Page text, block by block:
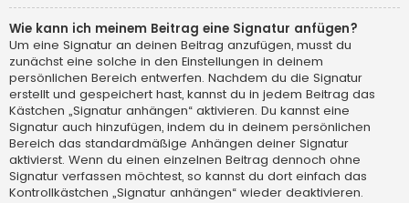
Wie kann ich meinem Beitrag eine Signatur anfügen?
Um eine Signatur an deinen Beitrag anzufügen, musst du
zunächst eine solche in den Einstellungen in deinem
persönlichen Bereich entwerfen. Nachdem du die Signatur
erstellt und gespeichert hast, kannst du in jedem Beitrag das
Kästchen „Signatur anhängen“ aktivieren. Du kannst eine
Signatur auch hinzufügen, indem du in deinem persönlichen
Bereich das standardmäßige Anhängen deiner Signatur
aktivierst. Wenn du einen einzelnen Beitrag dennoch ohne
Signatur verfassen möchtest, so kannst du dort einfach das
Kontrollkästchen „Signatur anhängen“ wieder deaktivieren.